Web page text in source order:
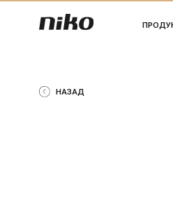
ПРОДУКЦИЯ